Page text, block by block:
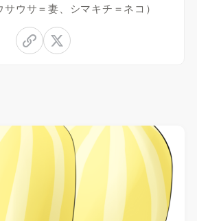
サウサ＝妻、シマキチ＝ネコ）